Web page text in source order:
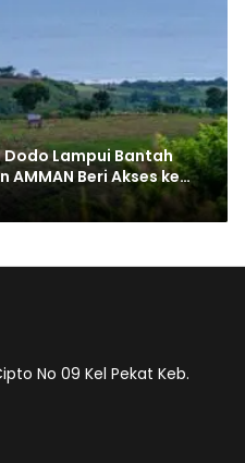
Lampui Bantah
AMMAN Beri Akses ke
No 09 Kel Pekat Keb.